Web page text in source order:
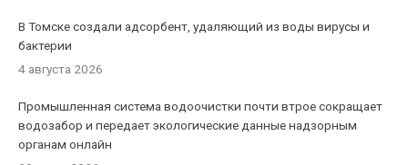
В Томске создали адсорбент, удаляющий из воды вирусы и
бактерии
4 августа 2026
Промышленная система водоочистки почти втрое сокращает
водозабор и передает экологические данные надзорным
органам онлайн